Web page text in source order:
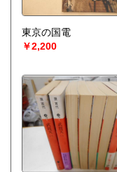
東京の国電
￥2,200